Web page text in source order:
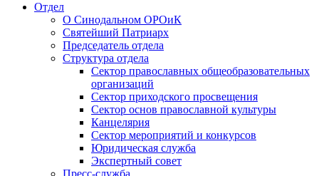
Отдел
О Синодальном ОРОиК
Святейший Патриарх
Председатель отдела
Структура отдела
Сектор православных общеобразовательных
организаций
Сектор приходского просвещения
Сектор основ православной культуры
Канцелярия
Сектор мероприятий и конкурсов
Юридическая служба
Экспертный совет
Пресс-служба